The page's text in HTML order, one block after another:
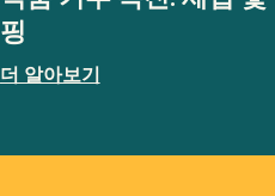
핑
더 알아보기